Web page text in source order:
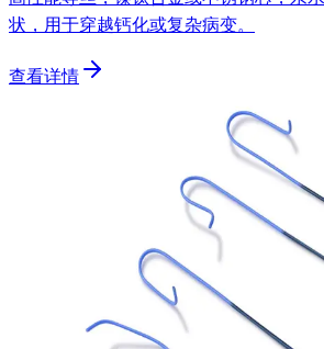
状，用于穿越钙化或复杂病变。
查看详情